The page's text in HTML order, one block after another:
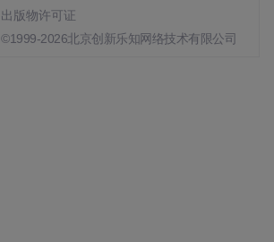
出版物许可证
©1999-2026北京创新乐知网络技术有限公司